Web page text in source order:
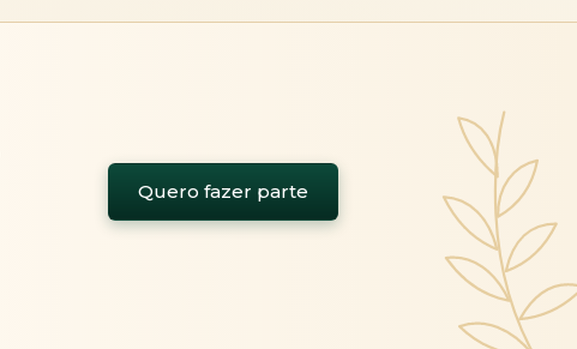
Quero fazer parte